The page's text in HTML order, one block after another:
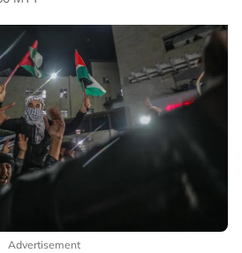
Advertisement